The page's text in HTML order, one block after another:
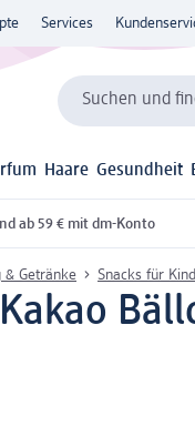
Services
Suchen und
Haare Gesundheit
ab 59 € mit dm-Konto
& Getränke Snacks für